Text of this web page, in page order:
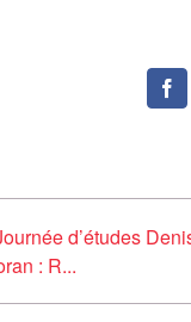
d’études
: R...